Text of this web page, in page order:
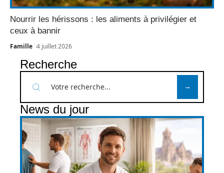
Nourrir les hérissons : les aliments à privilégier et
ceux à bannir
Famille 4 juillet 2026
Recherche
News du jour